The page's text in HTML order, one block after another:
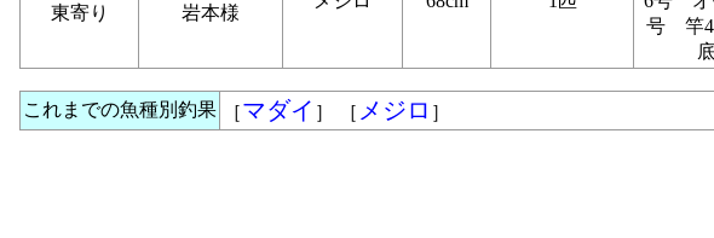
東寄り
岩本様
号 竿
これまでの魚種別釣果 ［マダイ ］ ［ メジロ ］